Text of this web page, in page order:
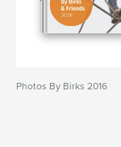
Photos By Birks 2016